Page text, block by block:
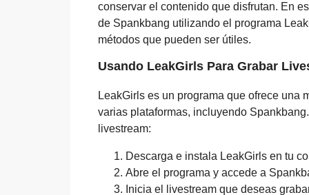
conservar el contenido que disfrutan. En
de Spankbang utilizando el programa
métodos que pueden ser útiles.
Usando LeakGirls Para Grabar
LeakGirls es un programa que ofrece una
varias plataformas, incluyendo
livestream:
Descarga e instala LeakGirls en tu
Abre el programa y accede a
Inicia el livestream que deseas